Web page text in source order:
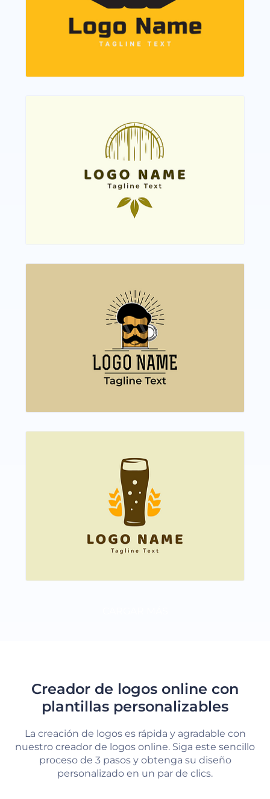
Creador de logos online con
plantillas personalizables
La creación de logos es rápida y agradable con
nuestro creador de logos online. Siga este sencillo
proceso de 3 pasos y obtenga su diseño
personalizado en un par de clics.